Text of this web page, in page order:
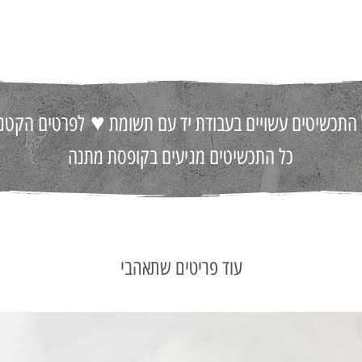
התכשיטים עשויים בעבודת יד עם תשומת♥לפרטים
כל התכשיטים מגיעים בקופסת מתנה
עוד פריטים שתאהבי